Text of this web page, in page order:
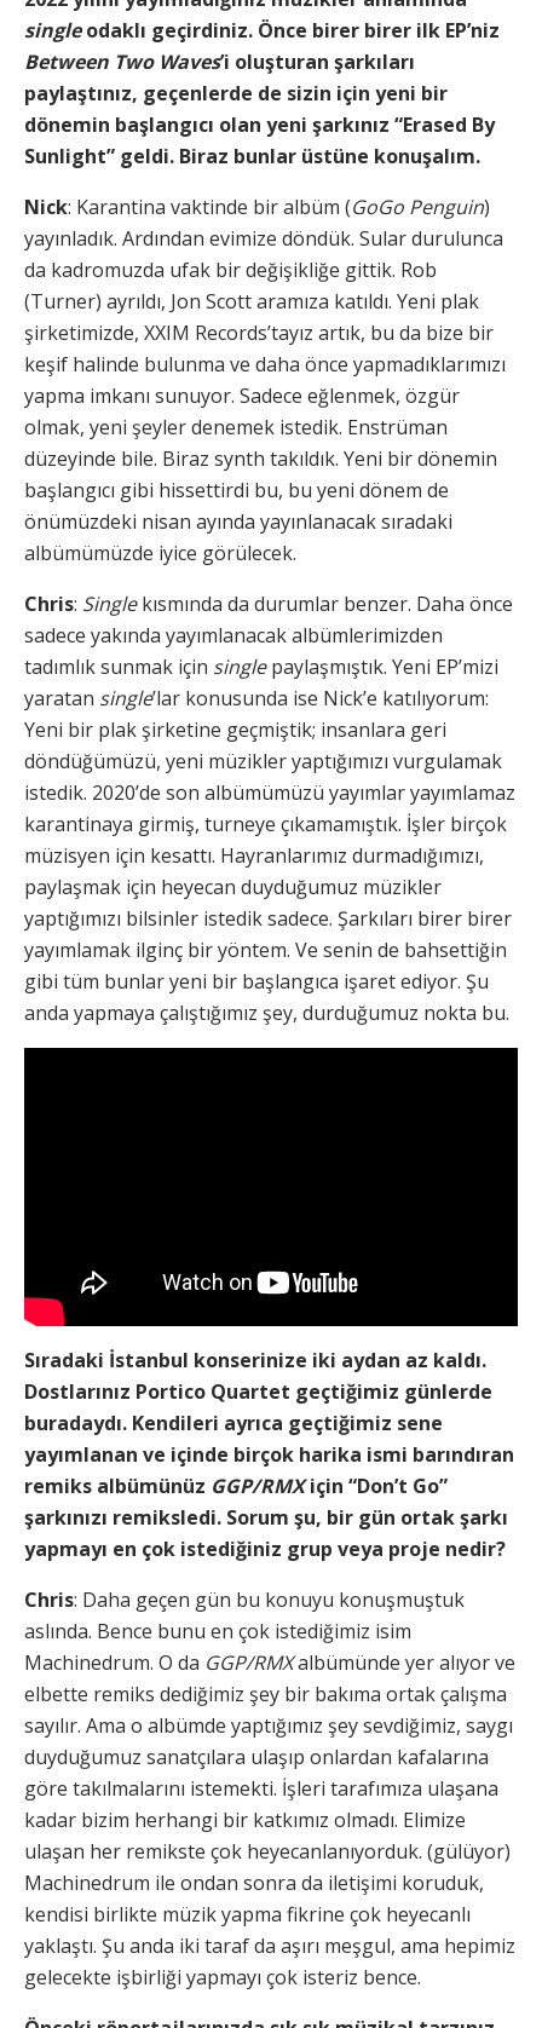
singleodaklı geçirdiniz. Önce birer birer ilk EP’niz
Between Two Waves’i oluşturan şarkıları
paylaştınız, geçenlerde de sizin için yeni bir
dönemin başlangıcı olan yeni şarkınız “Erased By
Sunlight” geldi. Biraz bunlar üstüne konuşalım.
Nick: Karantina vaktinde bir albüm (GoGo Penguin)
yayınladık. Ardından evimize döndük. Sular durulunca
da kadromuzda ufak bir değişikliğe gittik. Rob
(Turner) ayrıldı, Jon Scott aramıza katıldı. Yeni plak
şirketimizde, XXIM Records’tayız artık, bu da bize bir
keşif halinde bulunma ve daha önce yapmadıklarımızı
yapma imkanı sunuyor. Sadece eğlenmek, özgür
olmak, yeni şeyler denemek istedik. Enstrüman
düzeyinde bile. Biraz synth takıldık. Yeni bir dönemin
başlangıcı gibi hissettirdi bu, bu yeni dönem de
önümüzdeki nisan ayında yayınlanacak sıradaki
albümümüzde iyice görülecek.
Chris: Singlekısmında da durumlar benzer. Daha önce
sadece yakında yayımlanacak albümlerimizden
tadımlık sunmak için singlepaylaşmıştık. Yeni EP’mizi
yaratan single’lar konusunda ise Nick’e katılıyorum:
Yeni bir plak şirketine geçmiştik; insanlara geri
döndüğümüzü, yeni müzikler yaptığımızı vurgulamak
istedik. 2020’de son albümümüzü yayımlar yayımlamaz
karantinaya girmiş, turneye çıkamamıştık. İşler birçok
müzisyen için kesattı. Hayranlarımız durmadığımızı,
paylaşmak için heyecan duyduğumuz müzikler
yaptığımızı bilsinler istedik sadece. Şarkıları birer birer
yayımlamak ilginç bir yöntem. Ve senin de bahsettiğin
gibi tüm bunlar yeni bir başlangıca işaret ediyor. Şu
anda yapmaya çalıştığımız şey, durduğumuz nokta bu.
Sıradaki İstanbul konserinize iki aydan az kaldı.
Dostlarınız Portico Quartet geçtiğimiz günlerde
buradaydı. Kendileri ayrıca geçtiğimiz sene
yayımlanan ve içinde birçok harika ismi barındıran
remiks albümünüz GGP/RMXiçin “Don’t Go”
şarkınızı remiksledi. Sorum şu, bir gün ortak şarkı
yapmayı en çok istediğiniz grup veya proje nedir?
Chris: Daha geçen gün bu konuyu konuşmuştuk
aslında. Bence bunu en çok istediğimiz isim
Machinedrum. O da GGP/RMXalbümünde yer alıyor ve
elbette remiks dediğimiz şey bir bakıma ortak çalışma
sayılır. Ama o albümde yaptığımız şey sevdiğimiz, saygı
duyduğumuz sanatçılara ulaşıp onlardan kafalarına
göre takılmalarını istemekti. İşleri tarafımıza ulaşana
kadar bizim herhangi bir katkımız olmadı. Elimize
ulaşan her remikste çok heyecanlanıyorduk. (gülüyor)
Machinedrum ile ondan sonra da iletişimi koruduk,
kendisi birlikte müzik yapma fikrine çok heyecanlı
yaklaştı. Şu anda iki taraf da aşırı meşgul, ama hepimiz
gelecekte işbirliği yapmayı çok isteriz bence.